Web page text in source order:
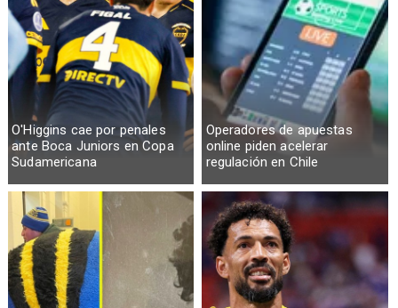
O'Higgins cae por penales
ante Boca Juniors en Copa
Sudamericana
Operadores de apuestas
online piden acelerar
regulación en Chile